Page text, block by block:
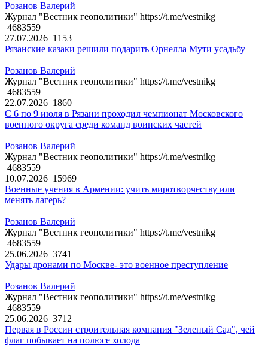
Розанов Валерий
Журнал "Вестник геополитики" https://t.me/vestnikg
4683559
27.07.2026 1153
Рязанские казаки решили подарить Орнелла Мути усадьбу
Розанов Валерий
Журнал "Вестник геополитики" https://t.me/vestnikg
4683559
22.07.2026 1860
С 6 по 9 июля в Рязани проходил чемпионат Московского
военного округа среди команд воинских частей
Розанов Валерий
Журнал "Вестник геополитики" https://t.me/vestnikg
4683559
10.07.2026 15969
Военные учения в Армении: учить миротворчеству или
менять лагерь?
Розанов Валерий
Журнал "Вестник геополитики" https://t.me/vestnikg
4683559
25.06.2026 3741
Удары дронами по Москве- это военное преступление
Розанов Валерий
Журнал "Вестник геополитики" https://t.me/vestnikg
4683559
25.06.2026 3712
Первая в России строительная компания "Зеленый Сад", чей
флаг побывает на полюсе холода